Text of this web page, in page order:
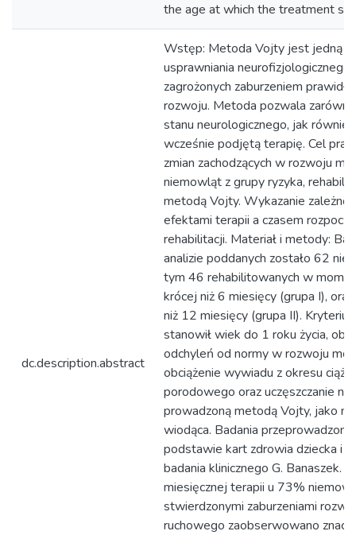
the age at which the treatment
dc.description.abstract
Wstęp: Metoda Vojty jest jedną z
usprawniania neurofizjologicznego
zagrożonych zaburzeniem
rozwoju. Metoda pozwala
stanu neurologicznego, jak
wcześnie podjętą terapię. Cel
zmian zachodzących w rozwoju
niemowląt z grupy ryzyka,
metodą Vojty. Wykazanie
efektami terapii a czasem
rehabilitacji. Materiał i metody:
analizie poddanych zostało 62
tym 46 rehabilitowanych w
krócej niż 6 miesięcy (grupa I),
niż 12 miesięcy (grupa II).
stanowił wiek do 1 roku życia,
odchyleń od normy w rozwoju
obciążenie wywiadu z okresu
porodowego oraz uczęszczanie na
prowadzoną metodą Vojty, jako
wiodąca. Badania przeprowadzone
podstawie kart zdrowia dziecka i
badania klinicznego G. Banaszek.
miesięcznej terapii u 73%
stwierdzonymi zaburzeniami
ruchowego zaobserwowano